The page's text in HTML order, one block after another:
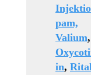
pam,
Valium,
in,